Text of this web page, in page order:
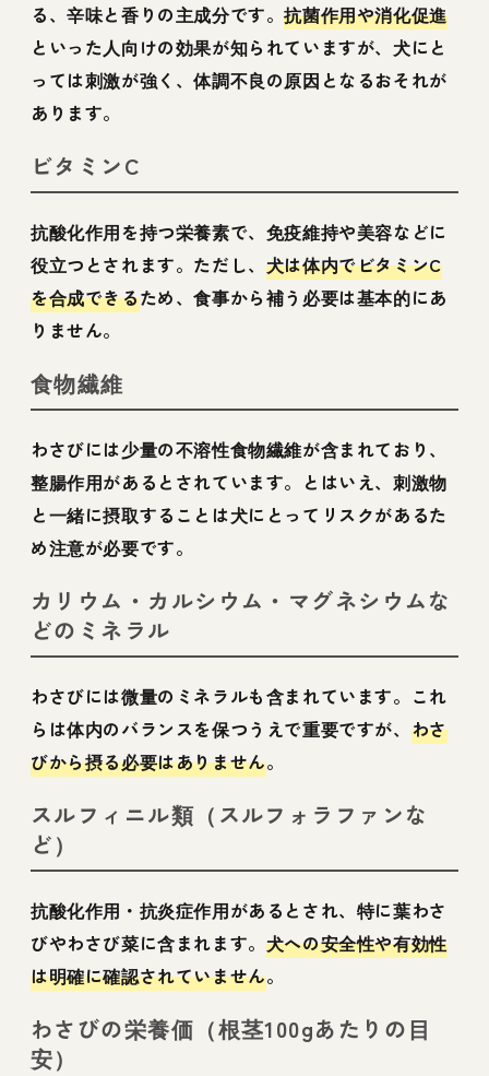
る、辛味と香りの主成分です。抗菌作用や消化促進
といった人向けの効果が知られていますが、犬にと
っては刺激が強く、体調不良の原因となるおそれが
あります。
ビタミンC
抗酸化作用を持つ栄養素で、免疫維持や美容などに
役立つとされます。ただし、 犬は体内でビタミンC
を合成できるため、食事から補う必要は基本的にあ
りません。
食物繊維
わさびには少量の不溶性食物繊維が含まれており、
整腸作用があるとされています。とはいえ、刺激物
と一緒に摂取することは犬にとってリスクがあるた
め注意が必要です。
カリウム・カルシウム・マグネシウムな
どのミネラル
わさびには微量のミネラルも含まれています。これ
らは体内のバランスを保つうえで重要ですが、 わさ
びから摂る必要はありません。
スルフィニル類（スルフォラファンな
ど）
抗酸化作用・抗炎症作用があるとされ、特に葉わさ
びやわさび菜に含まれます。 犬への安全性や有効性
は明確に確認されていません。
わさびの栄養価（根茎100gあたりの目
安）